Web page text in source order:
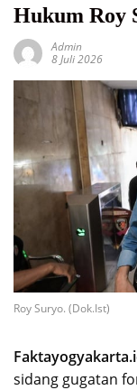
Hukum Roy
Admin
8 Juli 2026
Roy Suryo. (Dok.Ist)
sidang gugatan